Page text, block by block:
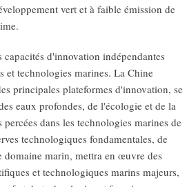
vert et à faible émission de
d'innovation indépendantes
et technologies marines. La Chine
principales plateformes d'innovation, se
eaux profondes, de l'écologie et de la
dans les technologies marines de
technologiques fondamentales, de
domaine marin, mettra en œuvre des
et technologiques marins majeurs,